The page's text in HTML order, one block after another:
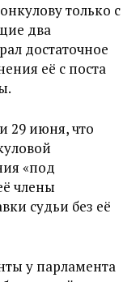
только с
два
достаточное
её с поста
29 июня, что
«под
члены
судьи без её
у парламента